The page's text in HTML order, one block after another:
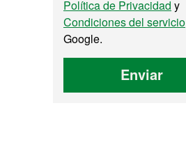
Política de Privacidad y
Condiciones del servicio
Google.
Enviar